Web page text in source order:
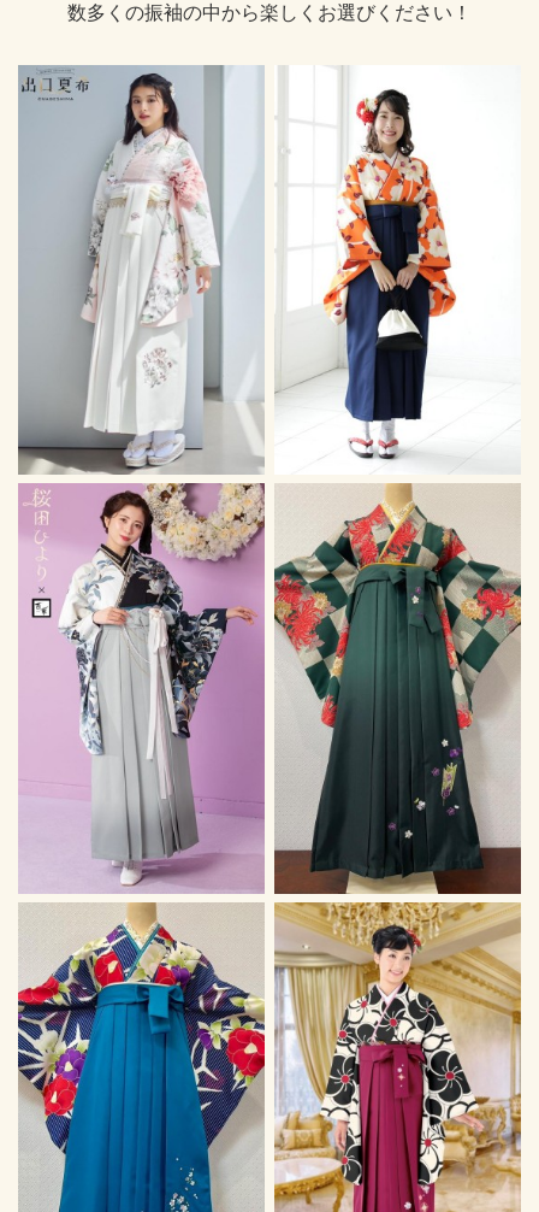
数多くの振袖の中から楽しくお選びください！